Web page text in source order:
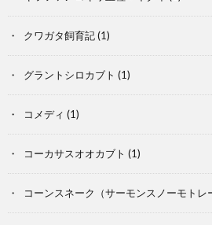
クワガタ飼育記(1)
グラントシロカブト (1)
コメディ (1)
コーカサスオオカブト (1)
コーンスネーク（サーモンスノーモトレ